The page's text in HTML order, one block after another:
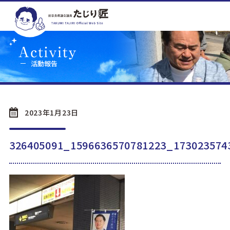
活動報告
2023年1月23日